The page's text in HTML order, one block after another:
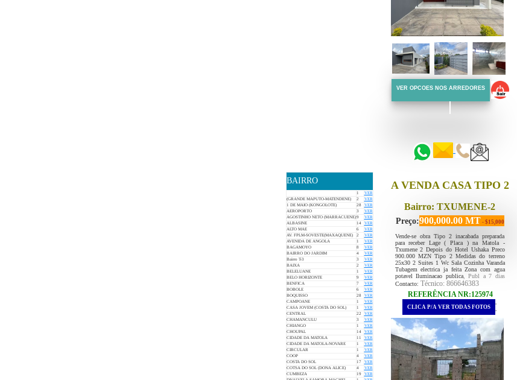
BAIRRO
1
VER
(GRANDE MAPUTO-MATENDENE)
2
VER
1 DE MAIO (KONGOLOTE)
28
VER
AEROPORTO
3
VER
AGOSTINHO NETO (MARRACUENE)9
VER
ALBASINE
14
VER
ALTO MAE
6
VER
AV. FPLM-SOVESTE(MAXAQUENE)
2
VER
AVENIDA DE ANGOLA
1
VER
BAGAMOYO
8
VER
BAIRRO DO JARDIM
4
VER
Bairro T-3
3
VER
BAIXA
2
VER
BELELUANE
1
VER
BELO HORIZONTE
9
VER
BENFICA
7
VER
BOBOLE
6
VER
BOQUISSO
28
VER
CAMPOANE
1
VER
CASA JOVEM (COSTA DO SOL)
1
VER
CENTRAL
22
VER
CHAMANCULU
3
VER
CHIANGO
1
VER
CHOUPAL
14
VER
CIDADE DA MATOLA
11
VER
CIDADE DA MATOLA-NOVARE
1
VER
CIRCULAR
1
VER
COOP
4
VER
COSTA DO SOL
17
VER
COTSA DO SOL (DONA ALICE)
4
VER
CUMBEZA
19
VER
VER OPCOES NOS ARREDORES
A VENDA CASA TIPO 2
Bairro: TXUMENE-2
Preço:900,000.00 MT - $15,000
Vende-se obra Tipo 2 inacabada preparada
para receber Lage ( Placa ) na Matola -
Txumene 2 Depois do Hotel Ushaka Preco
900.000 MZN Tipo 2 Medidas do terreno
25x30 2 Suites 1 Wc Sala Cozinha Varanda
Tubagem electrica ja feita Zona com agua
potavel Iluminacao publica, Publ a 7 dias
Contacto: Técnico: 866646383
REFERÊNCIA NR:125974
.
CLICA P/A VER TODAS FOTOS .